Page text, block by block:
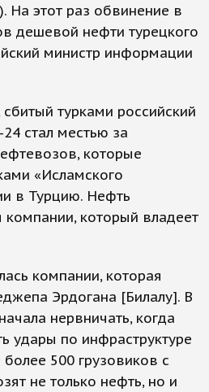
На этот раз обвинение в
дешевой нефти турецкого
министр информации
турками российский
стал местью за
которые
«Исламского
в Турцию. Нефть
компании, который владеет
компании, которая
Эрдогана [Билалу]. В
нервничать, когда
удары по инфраструктуре
500 грузовиков с
не только нефть, но и